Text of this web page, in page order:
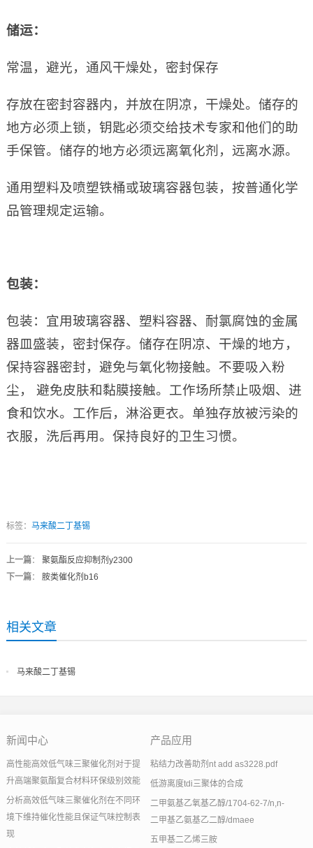
储运：
常温，避光，通风干燥处，密封保存
存放在密封容器内，并放在阴凉，干燥处。储存的
地方必须上锁，钥匙必须交给技术专家和他们的助
手保管。储存的地方必须远离氧化剂，远离水源。
通用塑料及喷塑铁桶或玻璃容器包装，按普通化学
品管理规定运输。
包装：
包装：宜用玻璃容器、塑料容器、耐氯腐蚀的金属
器皿盛装，密封保存。储存在阴凉、干燥的地方，
保持容器密封，避免与氧化物接触。不要吸入粉
尘， 避免皮肤和黏膜接触。工作场所禁止吸烟、进
食和饮水。工作后，淋浴更衣。单独存放被污染的
衣服，洗后再用。保持良好的卫生习惯。
标签： 马来酸二丁基锡
上一篇： 聚氨酯反应抑制剂y2300
下一篇： 胺类催化剂b16
相关文章
马来酸二丁基锡
新闻中心
高性能高效低气味三聚催化剂对于提
升高端聚氨酯复合材料环保级别效能
分析高效低气味三聚催化剂在不同环
境下维持催化性能且保证气味控制表
现
产品应用
粘结力改善助剂nt add as3228.pdf
低游离度tdi三聚体的合成
二甲氨基乙氧基乙醇/1704-62-7/n,n-
二甲基乙氨基乙二醇/dmaee
五甲基二乙烯三胺